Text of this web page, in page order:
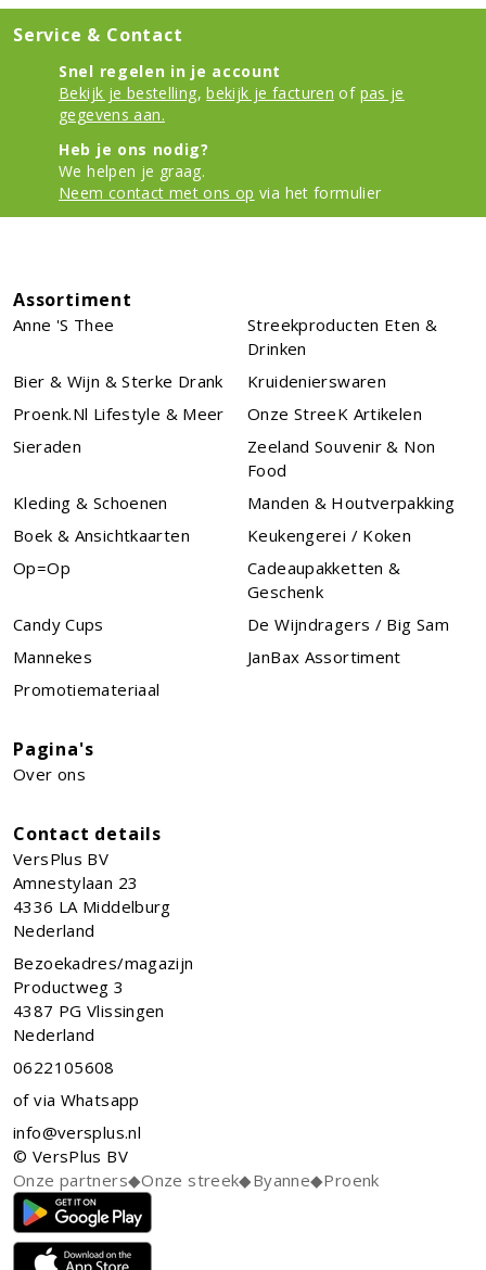
Service & Contact
Snel regelen in je account
Bekijk je bestelling, bekijk je facturen of pas je
gegevens aan.
Heb je ons nodig?
We helpen je graag.
Neem contact met ons op via het formulier
Assortiment
Anne 's Thee
Streekproducten Eten &
Drinken
Bier & Wijn & Sterke Drank
Kruidenierswaren
Proenk.nl Lifestyle & Meer
Onze StreeK Artikelen
Sieraden
Zeeland Souvenir & Non
Food
Kleding & Schoenen
Manden & Houtverpakking
Boek & Ansichtkaarten
Keukengerei / Koken
Op=Op
Cadeaupakketten &
Geschenk
Candy Cups
De Wijndragers / Big Sam
Mannekes
JanBax Assortiment
Promotiemateriaal
Pagina's
Over ons
Contact details
VersPlus BV
Amnestylaan 23
4336 LA Middelburg
Nederland
Bezoekadres/magazijn
Productweg 3
4387 PG Vlissingen
Nederland
0622105608
of via Whatsapp
info@versplus.nl
© VersPlus BV
Onze partners◆Onze streek◆Byanne◆Proenk